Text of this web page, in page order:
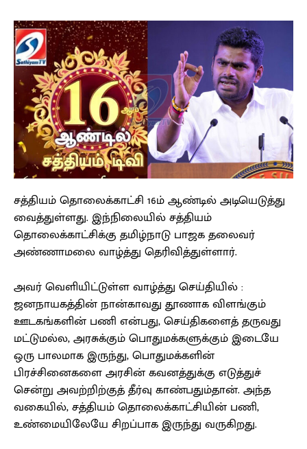
சத்தியம் தொலைக்காட்சி 16ம் ஆண்டில் அடியெடுத்து
வைத்துள்ளது. இந்நிலையில் சத்தியம்
தொலைக்காட்சிக்கு தமிழ்நாடு பாஜக தலைவர்
அண்ணாமலை வாழ்த்து தெரிவித்துள்ளார்.
அவர் வெளியிட்டுள்ள வாழ்த்து செய்தியில் :
ஜனநாயகத்தின் நான்காவது தூணாக விளங்கும்
ஊடகங்களின் பணி என்பது, செய்திகளைத் தருவது
மட்டுமல்ல, அரசுக்கும் பொதுமக்களுக்கும் இடையே
ஒரு பாலமாக இருந்து, பொதுமக்களின்
பிரச்சினைகளை அரசின் கவனத்துக்கு எடுத்துச்
சென்று அவற்றிற்குத் தீர்வு காண்பதும்தான். அந்த
வகையில், சத்தியம் தொலைக்காட்சியின் பணி,
உண்மையிலேயே சிறப்பாக இருந்து வருகிறது.